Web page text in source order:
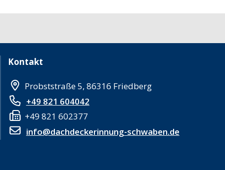
Kontakt
Probststraße 5, 86316 Friedberg
+49 821 604042
+49 821 602377
info@dachdeckerinnung-schwaben.de